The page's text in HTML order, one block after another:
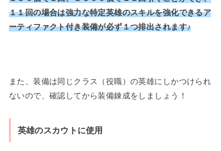
１１回の場合は強力な特定英雄のスキルを強化できるア
ーティファクト付き装備が必ず１つ排出されます♪
また、装備は同じクラス（役職）の英雄にしかつけられ
ないので、確認してから装備錬成をしましょう！
英雄のスカウトに使用